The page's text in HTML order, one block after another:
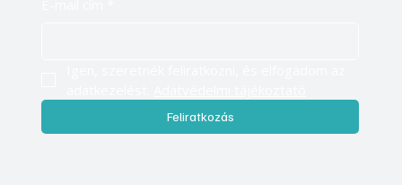
Feliratkozás